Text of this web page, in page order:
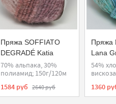
Пряжа SOFFIATO
DEGRADÉ Katia
70% альпака, 30%
полиамид; 150г/120м
1584 руб 2640 руб
Пряжа
Lana
54%
1360